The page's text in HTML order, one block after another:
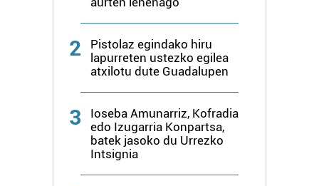
2
Pistolaz egindako hiru
lapurreten ustezko egilea
atxilotu dute Guadalupen
3
Ioseba Amunarriz, Kofradia
edo Izugarria Konpartsa,
batek jasoko du Urrezko
Intsignia